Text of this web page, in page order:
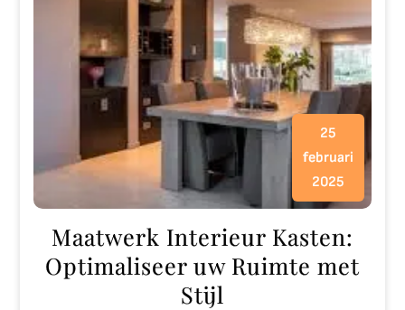
25
februari
2025
Maatwerk Interieur Kasten:
Optimaliseer uw Ruimte met
Stijl